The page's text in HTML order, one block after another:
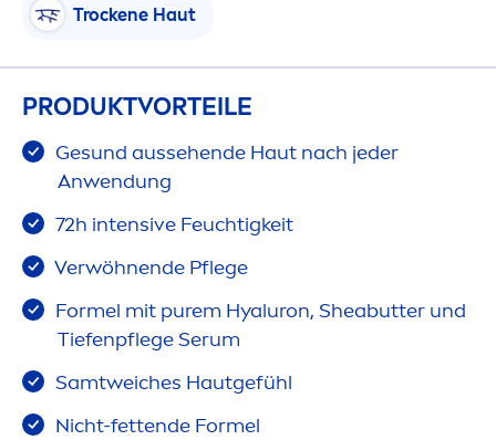
Trockene Haut
PRODUKTVORTEILE
Gesund aussehende Haut nach jeder
Anwendung
72h intensive Feuchtigkeit
Verwöhnende Pflege
Formel mit purem Hyaluron, Sheabutter und
Tiefenpflege Serum
Samtweiches Hautgefühl
Nicht-fettende Formel